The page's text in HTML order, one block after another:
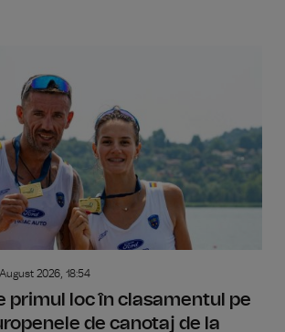
2026, 18:54
primul loc în clasamentul pe
de canotaj de la